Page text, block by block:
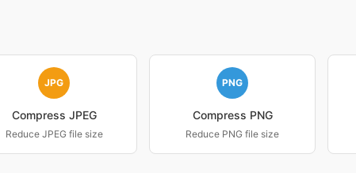
JPG
Compress JPEG
Reduce JPEG file size
PNG
Compress PNG
Reduce PNG file size